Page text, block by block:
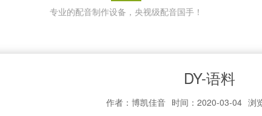
专业的配音制作设备，央视级配音国手！
DY-语料
作者：博凯佳音 时间：2020-03-04 浏